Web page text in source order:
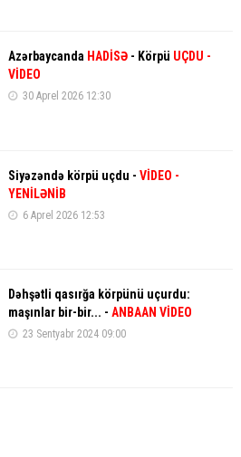
Azərbaycanda HADİSƏ - Körpü UÇDU -
VİDEO
30 Aprel 2026 12:30
Siyəzəndə körpü uçdu - VİDEO -
YENİLƏNİB
6 Aprel 2026 12:53
Dəhşətli qasırğa körpünü uçurdu:
maşınlar bir-bir... - ANBAAN VİDEO
23 Sentyabr 2024 09:00